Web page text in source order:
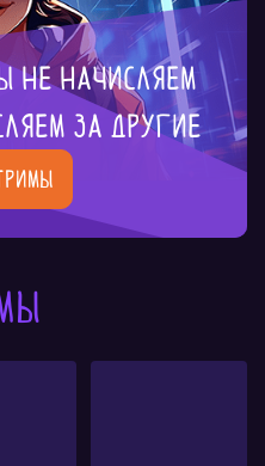
не начисляем
за другие